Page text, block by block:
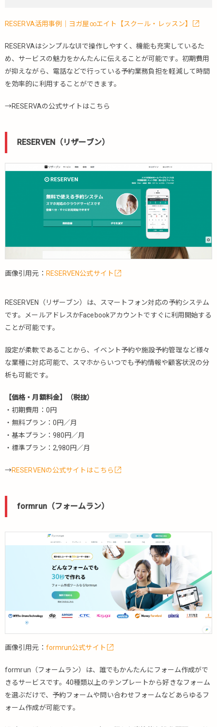
80
5.1.
多様
な業
使え
約シ
5.1.1.
ョイスリザーブ）
5.1.2.
eReserve（イ
ーリザーブ）
5.1.3.
さえるネッ
5.1.5.
EIPrO（エ
イプロ）
BrovalApp（ブ
ローバルアッ
プ）
Goope（グ
ーペ）
5.1.8.
Direct
Reserve（ダ
5.1.10.
ウド）
5.1.11.
STAR
RESERVE（ス
ターリザー
ブ）
5.1.12.
ーパーク）
5.1.13.
理シス
テム部
郎
RESERVA活用事例｜ヨガ屋∞エイト【スクール・レッスン】
RESERVAはシンプルなUIで操作しやすく、機能も充実しているた
め、サービスの魅力をかんたんに伝えることが可能です。初期費用
が抑えながら、電話などで行っている予約業務負担を軽減して時間
を効率的に利用することができます。
→RESERVAの公式サイトはこちら
RESERVEN（リザーブン）
画像引用元： RESERVEN公式サイト
RESERVEN（リザーブン）は、スマートフォン対応の予約システム
です。メールアドレスかFacebookアカウントですぐに利用開始する
ことが可能です。
設定が柔軟であることから、イベント予約や施設予約管理など様々
な業種に対応可能で、スマホからいつでも予約情報や顧客状況の分
析も可能です。
【価格・月額料金】（税抜）
・初期費用：0円
・無料プラン：0円／月
・基本プラン：980円／月
・標準プラン：2,980円／月
→RESERVENの公式サイトはこちら
formrun（フォームラン）
画像引用元： formrun公式サイト
formrun（フォームラン）は、誰でもかんたんにフォーム作成がで
きるサービスです。40種類以上のテンプレートから好きなフォーム
を選ぶだけで、予約フォームや問い合わせフォームなどあらゆるフ
ォーム作成が可能です。